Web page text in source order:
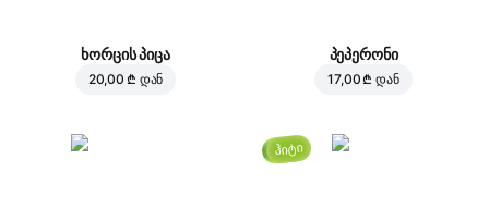
ხორცის პიცა
20,00 ₾ დან
პეპერონი
17,00 ₾ დან
ჰიტი